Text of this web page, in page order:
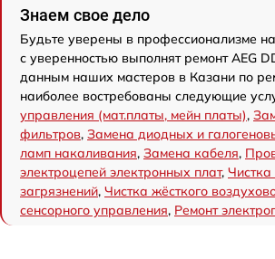
Знаем свое дело
Будьте уверены в профессионализме
с уверенностью выполнят ремонт AEG
данным наших мастеров в Казани по
наиболее востребованы следующие
управления (мат.платы, мейн платы),
фильтров, Замена диодных и
ламп накаливания, Замена кабеля,
электроцепей электронных плат,
загрязнений, Чистка жёсткого
сенсорного управления, Ремонт